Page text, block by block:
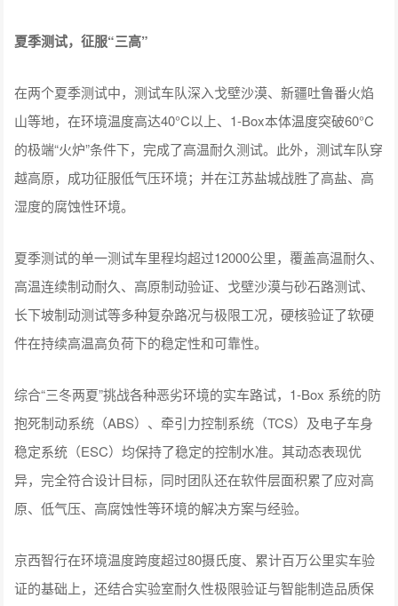
夏季测试，征服“三高”
在两个夏季测试中，测试车队深入戈壁沙漠、新疆吐鲁番火焰
山等地，在环境温度高达40°C以上、1-Box本体温度突破60°C
的极端“火炉”条件下，完成了高温耐久测试。此外，测试车队穿
越高原，成功征服低气压环境；并在江苏盐城战胜了高盐、高
湿度的腐蚀性环境。
夏季测试的单一测试车里程均超过12000公里，覆盖高温耐久、
高温连续制动耐久、高原制动验证、戈壁沙漠与砂石路测试、
长下坡制动测试等多种复杂路况与极限工况，硬核验证了软硬
件在持续高温高负荷下的稳定性和可靠性。
综合“三冬两夏”挑战各种恶劣环境的实车路试，1-Box 系统的防
抱死制动系统（ABS）、牵引力控制系统（TCS）及电子车身
稳定系统（ESC）均保持了稳定的控制水准。其动态表现优
异，完全符合设计目标，同时团队还在软件层面积累了应对高
原、低气压、高腐蚀性等环境的解决方案与经验。
京西智行在环境温度跨度超过80摄氏度、累计百万公里实车验
证的基础上，还结合实验室耐久性极限验证与智能制造品质保